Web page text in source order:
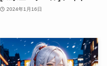
2024年1月16日